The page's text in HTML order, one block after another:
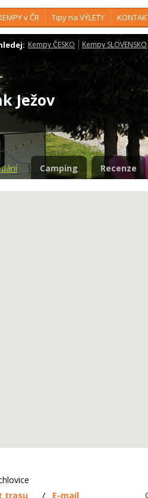
v ČR Tipy na VÝLETY
Kempy ČESKO Kempy SLOVENSKO
Ježov
Camping Recenze
trasu / E-mail